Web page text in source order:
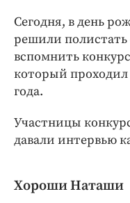
Сегодня, в день
решили
вспомнить
который проходил
года.
Участницы
давали интервью
Хороши Наташи